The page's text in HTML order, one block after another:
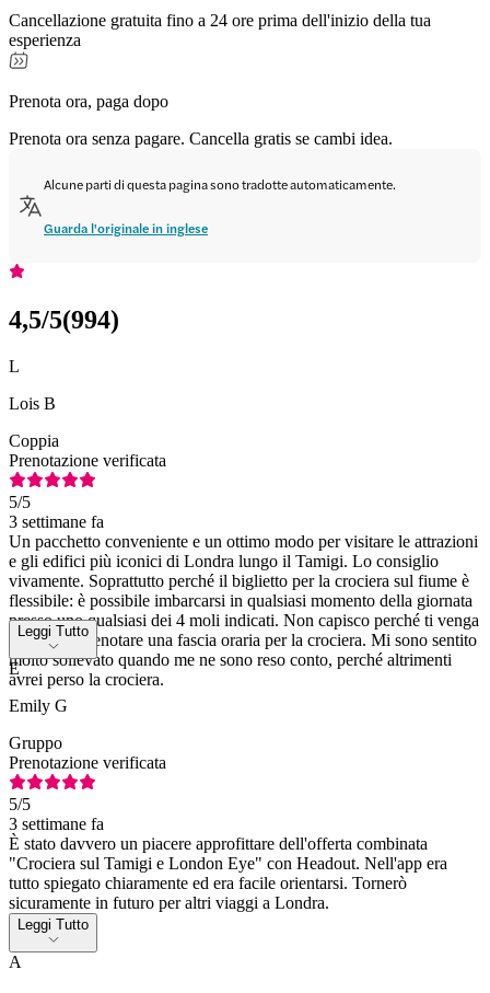
Cancellazione gratuita fino a 24 ore prima dell'inizio della tua
esperienza
Prenota ora, paga dopo
Prenota ora senza pagare. Cancella gratis se cambi idea.
Alcune parti di questa pagina sono tradotte automaticamente.
Guarda l'originale in inglese
4,5/5(994)
L
Lois B
Coppia
Prenotazione verificata
5/5
3 settimane fa
Un pacchetto conveniente e un ottimo modo per visitare le attrazioni
e gli edifici più iconici di Londra lungo il Tamigi. Lo consiglio
vivamente. Soprattutto perché il biglietto per la crociera sul fiume è
flessibile: è possibile imbarcarsi in qualsiasi momento della giornata
presso uno qualsiasi dei 4 moli indicati. Non capisco perché ti venga
chiesto di prenotare una fascia oraria per la crociera. Mi sono sentito
molto sollevato quando me ne sono reso conto, perché altrimenti
avrei perso la crociera.
Leggi Tutto
E
Emily G
Gruppo
Prenotazione verificata
5/5
3 settimane fa
È stato davvero un piacere approfittare dell'offerta combinata
"Crociera sul Tamigi e London Eye" con Headout. Nell'app era
tutto spiegato chiaramente ed era facile orientarsi. Tornerò
sicuramente in futuro per altri viaggi a Londra.
Leggi Tutto
A